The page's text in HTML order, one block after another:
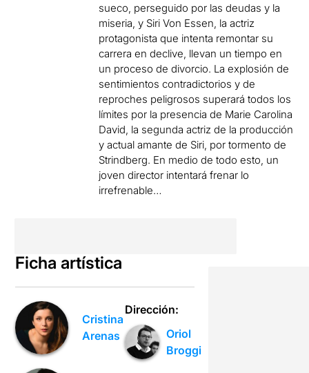
sueco, perseguido por las deudas y la
miseria, y Siri Von Essen, la actriz
protagonista que intenta remontar su
carrera en declive, llevan un tiempo en
un proceso de divorcio. La explosión de
sentimientos contradictorios y de
reproches peligrosos superará todos los
límites por la presencia de Marie Carolina
David, la segunda actriz de la producción
y actual amante de Siri, por tormento de
Strindberg. En medio de todo esto, un
joven director intentará frenar lo
irrefrenable…
Ficha artística
Cristina
Arenas
Dirección:
Oriol
Broggi